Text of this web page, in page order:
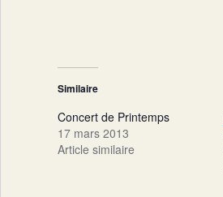
Similaire
Concert de Printemps
17 mars 2013
Article similaire